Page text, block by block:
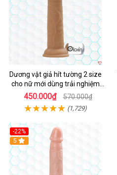
Dương vật giả hít tường 2 size
cho nữ mới dùng trải nghiệm
thật
450.000₫ 570.000₫
(1,729)
-22%
Hot
5